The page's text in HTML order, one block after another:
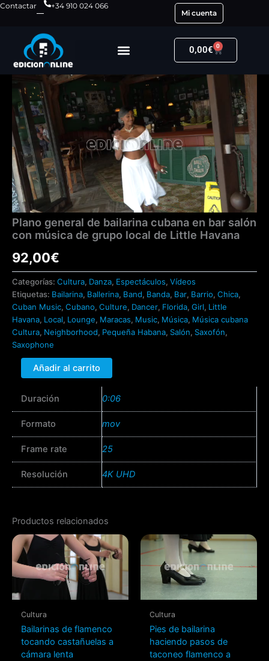
Ir
contenido
Contactar
+34 910 024 066
Mi cuenta
0,00€ 0
Carrito
Plano general de bailarina cubana en bar salón
con música de grupo local de Little Havana
92,00€
Categorías: Cultura, Danza, Espectáculos, Vídeos
Etiquetas: Bailarina, Ballerina, Band, Banda, Bar, Barrio, Chica,
Cuban Music, Cubano, Culture, Dancer, Florida, Girl, Little
Havana, Local, Lounge, Maracas, Music, Música, Música cubana
Cultura, Neighborhood, Pequeña Habana, Salón, Saxofón,
Saxophone
general
de
bailarina
cubana
en
bar
salón
con
música
de
grupo
local
de
Havana
cantidad
Añadir al carrito
Duración 0:06
Formato mov
Frame rate 25
Resolución 4K UHD
Productos relacionados
Cultura
Bailarinas de flamenco
tocando castañuelas a
cámara lenta
Cultura
Pies de bailarina
haciendo pasos de
taconeo flamenco a